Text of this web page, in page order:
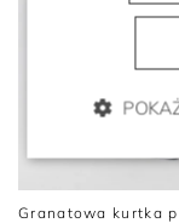
Granatowa kurtka